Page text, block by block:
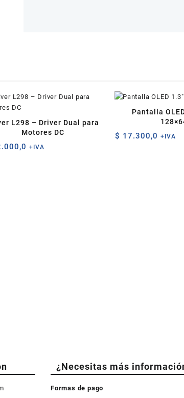
L298 – Driver Dual para
Motores DC
+IVA
Pantalla
$ 17.300,0 +IVA
¿Necesitas más
Formas de pago